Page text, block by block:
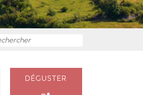
DÉGUSTER